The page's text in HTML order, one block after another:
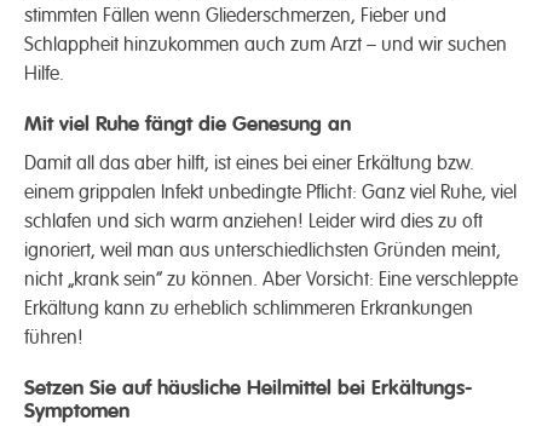
stimmten Fällen wenn Glieder­schmerzen, Fieber und
Schlapp­heit hinzu­kommen auch zum Arzt – und wir suchen
Hilfe.
Mit viel Ruhe fängt die Genesung an
Damit all das aber hilft, ist eines bei einer Erkält­ung bzw.
einem grippalen Infekt unbedingte Pflicht: Ganz viel Ruhe, viel
schlafen und sich warm anziehen! Leider wird dies zu oft
ignoriert, weil man aus unter­schiedlichsten Gründen meint,
nicht „krank sein“ zu können. Aber Vorsicht: Eine verschleppte
Erkält­ung kann zu erheblich schlimmeren Erkrank­ungen
führen!
Setzen Sie auf häusliche Heil­mittel bei Erkältungs-
Symptomen